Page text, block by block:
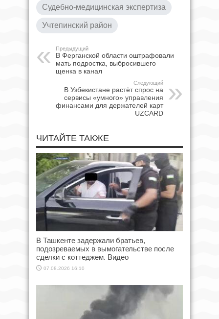
Судебно-медицинская экспертиза
Учтепинский район
Предыдущий
В Ферганской области оштрафовали
мать подростка, выбросившего
щенка в канал
Следующий
В Узбекистане растёт спрос на
сервисы «умного» управления
финансами для держателей карт
UZCARD
ЧИТАЙТЕ ТАКЖЕ
В Ташкенте задержали братьев,
подозреваемых в вымогательстве после
сделки с коттеджем. Видео
07.08.2026 16:10